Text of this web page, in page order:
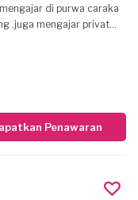
di purwa caraka
player gitar solo /
Penawaran